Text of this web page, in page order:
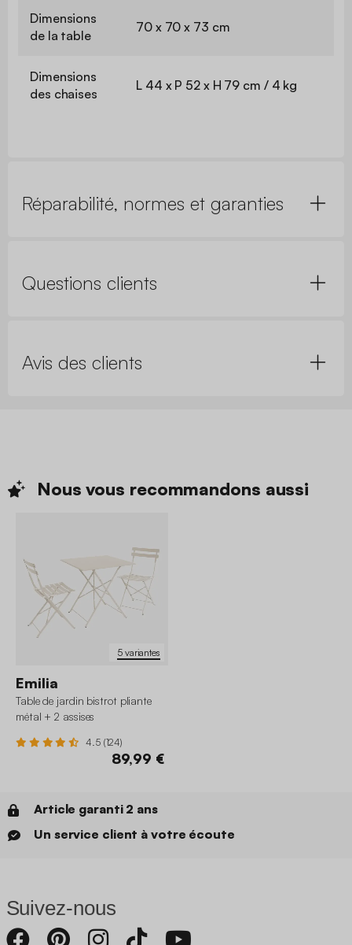
Dimensions
de la table
70 x 70 x 73 cm
Dimensions
des chaises
L 44 x P 52 x H 79 cm / 4 kg
Réparabilité, normes et garanties
Questions clients
Avis des clients
Nous vous recommandons aussi
5 variantes
Emilia
Table de jardin bistrot pliante
métal + 2 assises
4.5 (124)
89,99 €
Article garanti 2 ans
Un service client à votre écoute
Suivez-nous